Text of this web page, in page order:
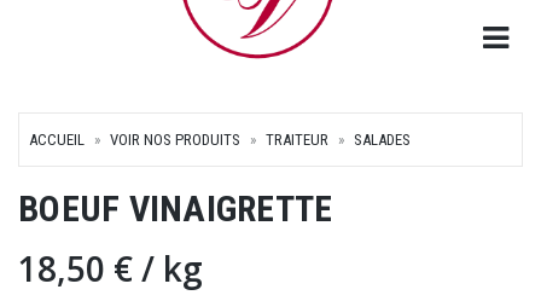
ACCUEIL VOIR NOS PRODUITS TRAITEUR SALADES
BOEUF VINAIGRETTE
18,50 €/ kg